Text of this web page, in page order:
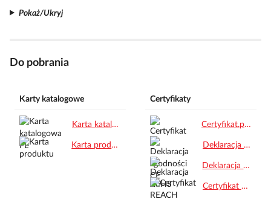
Pokaż/Ukryj
Do pobrania
Karty katalogowe
Karta katalogowa PL.pdf
Karta produktu.pdf
Certyfikaty
Certyfikat.pdf
Deklaracja zgodności CE.pdf
Deklaracja RoHS.pdf
Certyfikat REACH.pdf